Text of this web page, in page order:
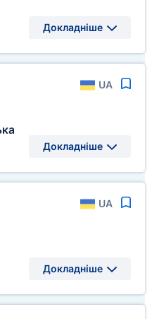
Докладніше
UA
Докладніше
UA
Докладніше